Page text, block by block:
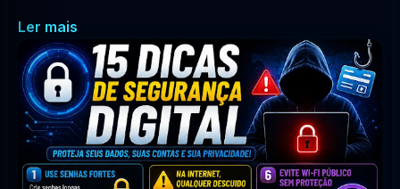
Ler mais